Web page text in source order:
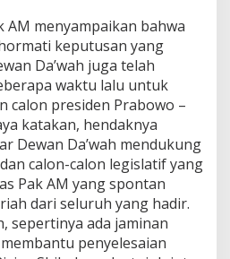
AM menyampaikan bahwa
keputusan yang
Da’wah juga telah
waktu lalu untuk
calon presiden Prabowo –
katakan, hendaknya
Dewan Da’wah mendukung
calon-calon legislatif yang
Pak AM yang spontan
dari seluruh yang hadir.
sepertinya ada jaminan
penyelesaian